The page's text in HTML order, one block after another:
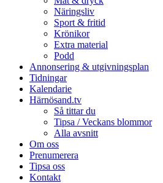
Näringsliv
Sport & fritid
Krönikor
Extra material
Podd
Annonsering & utgivningsplan
Tidningar
Kalendarie
Härnösand.tv
Så tittar du
Tipsa / Veckans blommor
Alla avsnitt
Om oss
Prenumerera
Tipsa oss
Kontakt